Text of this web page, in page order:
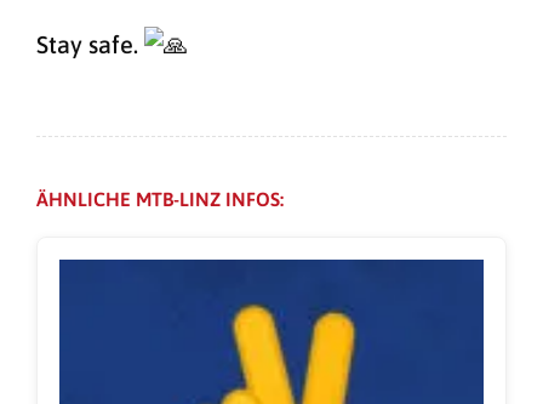
Stay safe.
ÄHNLICHE MTB-LINZ INFOS: